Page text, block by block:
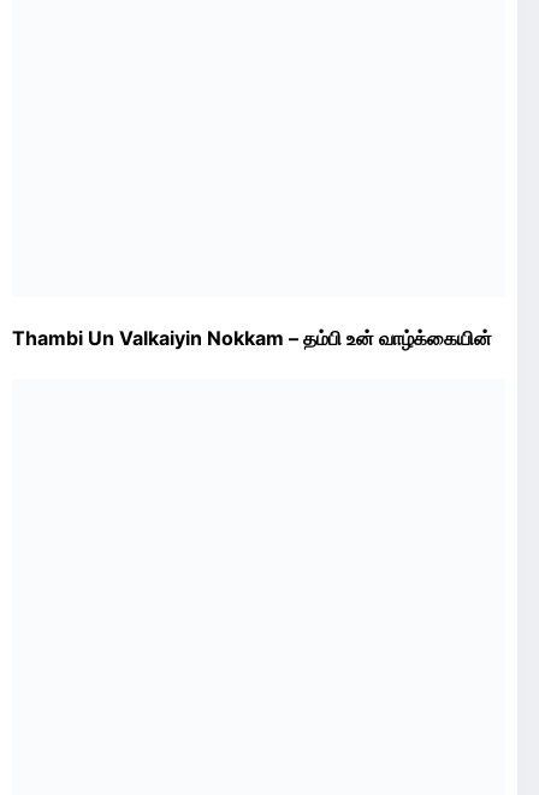
Thambi Un Valkaiyin Nokkam – தம்பி உன் வாழ்க்கையின்